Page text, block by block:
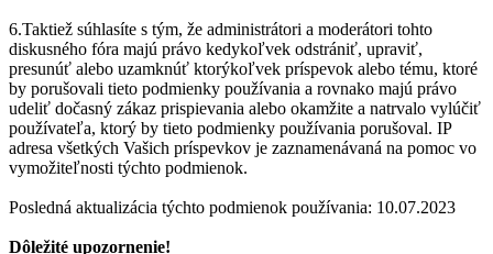
6.Taktiež súhlasíte s tým, že administrátori a moderátori tohto
diskusného fóra majú právo kedykoľvek odstrániť, upraviť,
presunúť alebo uzamknúť ktorýkoľvek príspevok alebo tému, ktoré
by porušovali tieto podmienky používania a rovnako majú právo
udeliť dočasný zákaz prispievania alebo okamžite a natrvalo vylúčiť
používateľa, ktorý by tieto podmienky používania porušoval. IP
adresa všetkých Vašich príspevkov je zaznamenávaná na pomoc vo
vymožiteľnosti týchto podmienok.
Posledná aktualizácia týchto podmienok používania: 10.07.2023
Dôležité upozornenie!